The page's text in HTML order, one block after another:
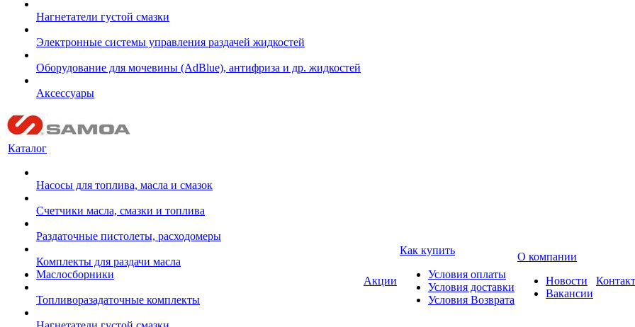
Нагнетатели густой смазки
Электронные системы управления раздачей жидкостей
Оборудование для мочевины (AdBlue), антифриза и др. жидкостей
Аксессуары
Каталог
Насосы для топлива, масла и смазок
Счетчики масла, смазки и топлива
Раздаточные пистолеты, расходомеры
Комплекты для раздачи масла
Маслосборники
Топливоразадаточные комплекты
Акции
Как купить
Условия оплаты
Условия доставки
Условия Возврата
О компании
Новости
Вакансии